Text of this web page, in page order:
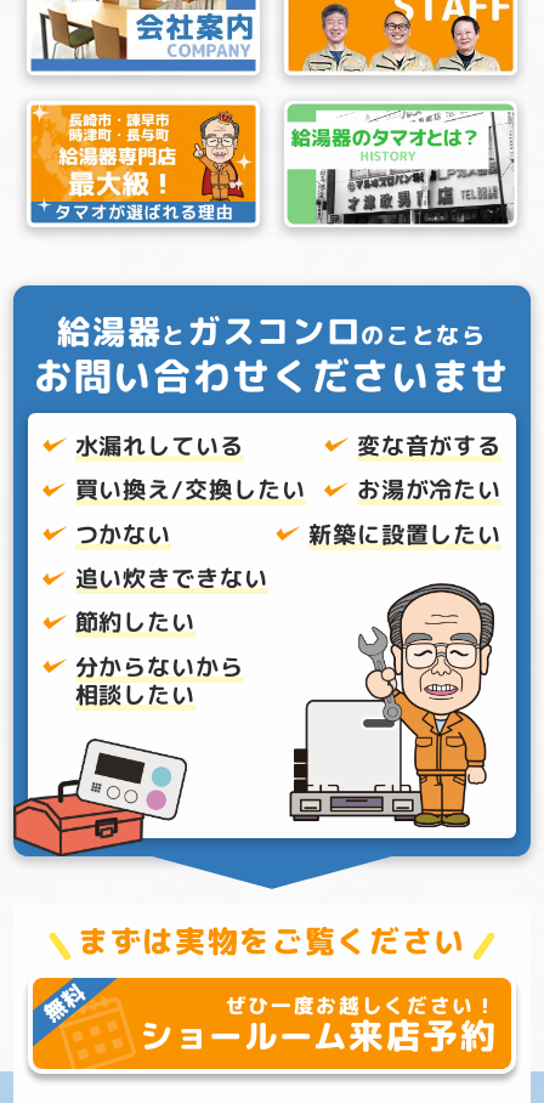
給湯器と ガスコンロのことなら
お問い合わせくださいませ
水漏れしている
変な音がする
買い換え/交換したい
お湯が冷たい
つかない
新築に設置したい
追い炊きできない
節約したい
分からないから
相談したい
まずは実物をご覧ください
ぜひ一度お越しください！
ショールーム来店予約